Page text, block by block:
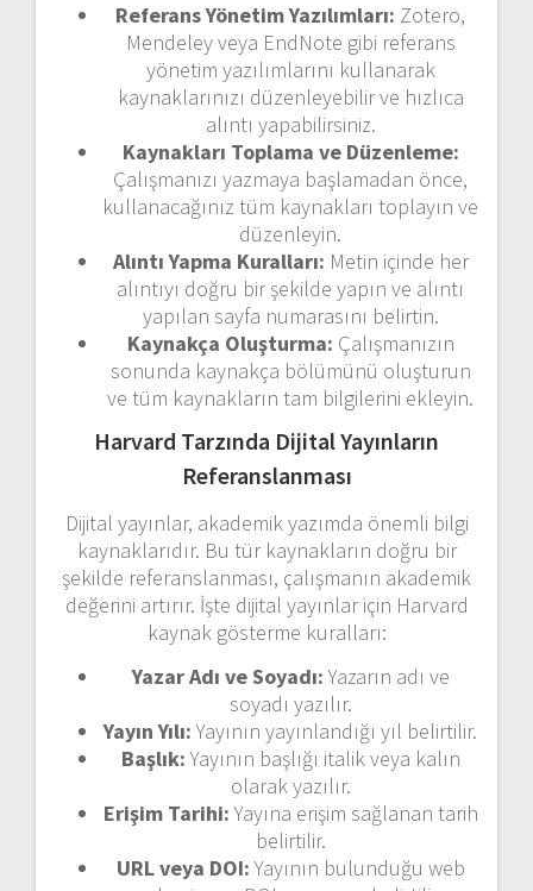
Referans Yönetim Yazılımları: Zotero,
Mendeley veya EndNote gibi referans
yönetim yazılımlarını kullanarak
kaynaklarınızı düzenleyebilir ve hızlıca
alıntı yapabilirsiniz.
Kaynakları Toplama ve Düzenleme:
Çalışmanızı yazmaya başlamadan önce,
kullanacağınız tüm kaynakları toplayın ve
düzenleyin.
Alıntı Yapma Kuralları: Metin içinde her
alıntıyı doğru bir şekilde yapın ve alıntı
yapılan sayfa numarasını belirtin.
Kaynakça Oluşturma: Çalışmanızın
sonunda kaynakça bölümünü oluşturun
ve tüm kaynakların tam bilgilerini ekleyin.
Harvard Tarzında Dijital Yayınların
Referanslanması
Dijital yayınlar, akademik yazımda önemli bilgi
kaynaklarıdır. Bu tür kaynakların doğru bir
şekilde referanslanması, çalışmanın akademik
değerini artırır. İşte dijital yayınlar için Harvard
kaynak gösterme kuralları:
Yazar Adı ve Soyadı:Yazarın adı ve
soyadı yazılır.
Yayın Yılı:Yayının yayınlandığı yıl belirtilir.
Başlık:Yayının başlığı italik veya kalın
olarak yazılır.
Erişim Tarihi:Yayına erişim sağlanan tarih
belirtilir.
URL veya DOI:Yayının bulunduğu web